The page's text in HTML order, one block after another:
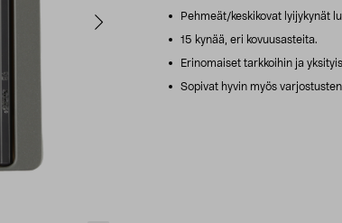
Pehmeät/keskikovat lyijykynät
15 kynää, eri kovuusasteita.
Erinomaiset tarkkoihin ja
Sopivat hyvin myös